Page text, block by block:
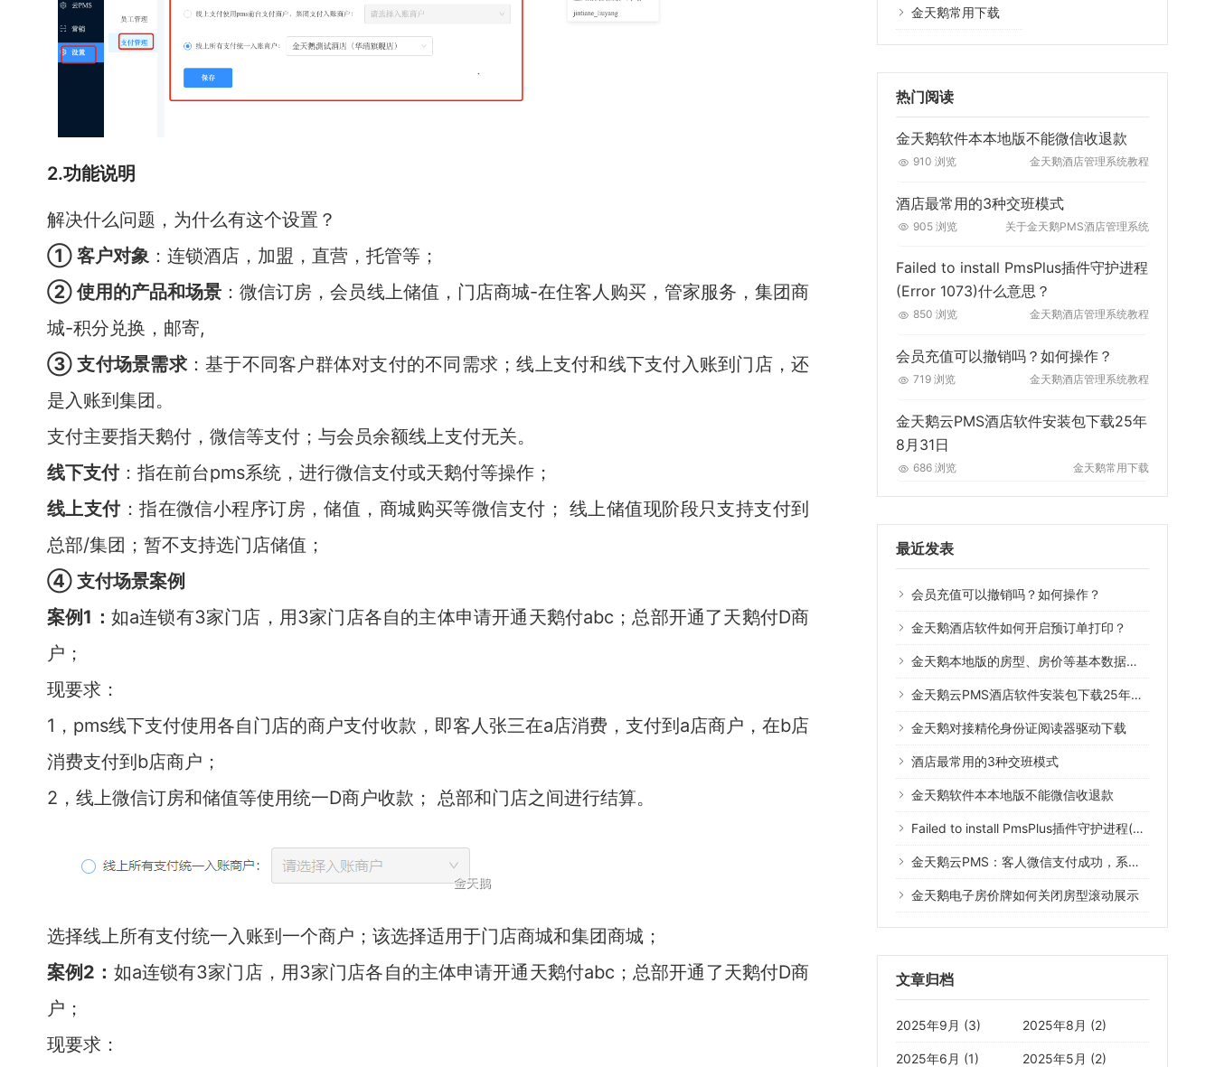
2.功能说明
解决什么问题，为什么有这个设置？
① 客户对象 ：连锁酒店，加盟，直营，托管等；
② 使用的产品和场景 ：微信订房，会员线上储值，门店商城-在住客人购买，管家服务，集团商
城-积分兑换，邮寄,
③ 支付场景需求 ：基于不同客户群体对支付的不同需求；线上支付和线下支付入账到门店，还
是入账到集团。
支付主要指天鹅付，微信等支付；与会员余额线上支付无关。
线下支付：指在前台pms系统，进行微信支付或天鹅付等操作；
线上支付：指在微信小程序订房，储值，商城购买等微信支付； 线上储值现阶段只支持支付到
总部/集团；暂不支持选门店储值；
④ 支付场景案例
案例1： 如a连锁有3家门店，用3家门店各自的主体申请开通天鹅付abc；总部开通了天鹅付D商
户；
现要求：
1，pms线下支付使用各自门店的商户支付收款，即客人张三在a店消费，支付到a店商户，在b店
消费支付到b店商户；
2，线上微信订房和储值等使用统一D商户收款； 总部和门店之间进行结算。
选择线上所有支付统一入账到一个商户；该选择适用于门店商城和集团商城；
案例2： 如a连锁有3家门店，用3家门店各自的主体申请开通天鹅付abc；总部开通了天鹅付D商
户；
现要求：
金天鹅常用下载
热门阅读
金天鹅软件本本地版不能微信收退款
910 浏览 金天鹅酒店管理系统教程
酒店最常用的3种交班模式
905 浏览 关于金天鹅PMS酒店管理系统
Failed to install PmsPlus插件守护进程
(Error 1073)什么意思？
850 浏览 金天鹅酒店管理系统教程
会员充值可以撤销吗？如何操作？
719 浏览 金天鹅酒店管理系统教程
金天鹅云PMS酒店软件安装包下载25年
8月31日
686 浏览 金天鹅常用下载
最近发表
会员充值可以撤销吗？如何操作？
金天鹅酒店软件如何开启预订单打印？
金天鹅本地版的房型、房价等基本数据可以导入云版系统用吗？
金天鹅云PMS酒店软件安装包下载25年8月31日
金天鹅对接精伦身份证阅读器驱动下载
酒店最常用的3种交班模式
金天鹅软件本本地版不能微信收退款
Failed to install PmsPlus插件守护进程(Error 1073)什么意思？
金天鹅云PMS：客人微信支付成功，系统没有记录
金天鹅电子房价牌如何关闭房型滚动展示
文章归档
2025年9月 (3) 2025年8月 (2)
2025年6月 (1) 2025年5月 (2)